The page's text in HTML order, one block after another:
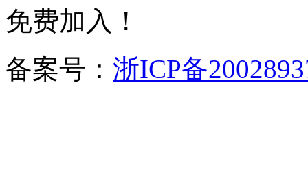
免费加入！
备案号： 浙ICP备